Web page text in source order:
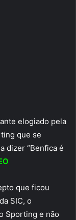
elogiado pela
que se
dizer “Benfica é
que ficou
SIC, o
Sporting e não